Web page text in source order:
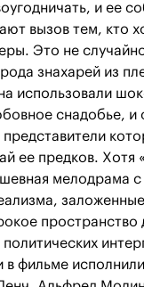
и ее
вызов тем, кто
Это не
знахарей из
использовали
снадобье, и
ее предков. Хотя
мелодрама
пространство
в фильме